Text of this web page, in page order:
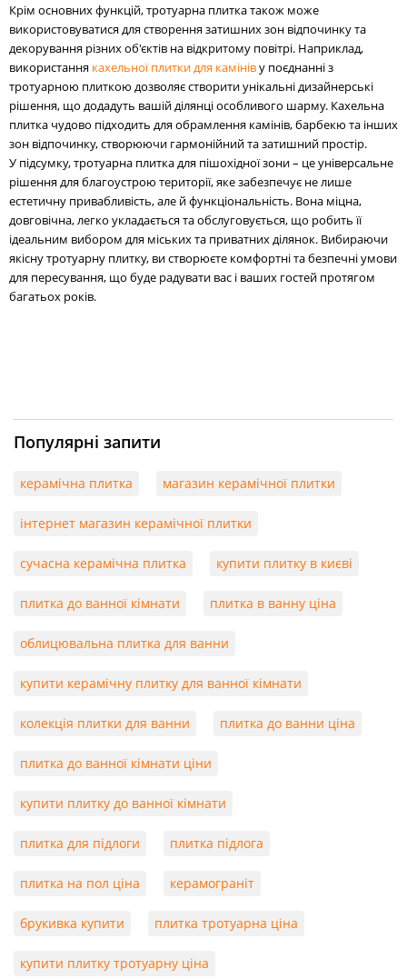
Крім основних функцій, тротуарна плитка також може
використовуватися для створення затишних зон відпочинку та
декорування різних об'єктів на відкритому повітрі. Наприклад,
використання кахельної плитки для камініву поєднанні з
тротуарною плиткою дозволяє створити унікальні дизайнерські
рішення, що додадуть вашій ділянці особливого шарму. Кахельна
плитка чудово підходить для обрамлення камінів, барбекю та інших
зон відпочинку, створюючи гармонійний та затишний простір.
У підсумку, тротуарна плитка для пішохідної зони – це універсальне
рішення для благоустрою території, яке забезпечує не лише
естетичну привабливість, але й функціональність. Вона міцна,
довговічна, легко укладається та обслуговується, що робить її
ідеальним вибором для міських та приватних ділянок. Вибираючи
якісну тротуарну плитку, ви створюєте комфортні та безпечні умови
для пересування, що буде радувати вас і ваших гостей протягом
багатьох років.
Популярні запити
керамічна плитка магазин керамічної плитки
інтернет магазин керамічної плитки
сучасна керамічна плитка купити плитку в києві
плитка до ванної кімнати плитка в ванну ціна
облицювальна плитка для ванни
купити керамічну плитку для ванної кімнати
колекція плитки для ванни плитка до ванни ціна
плитка до ванної кімнати ціни
купити плитку до ванної кімнати
плитка для підлоги плитка підлога
плитка на пол ціна керамограніт
брукивка купити плитка тротуарна ціна
купити плитку тротуарну ціна